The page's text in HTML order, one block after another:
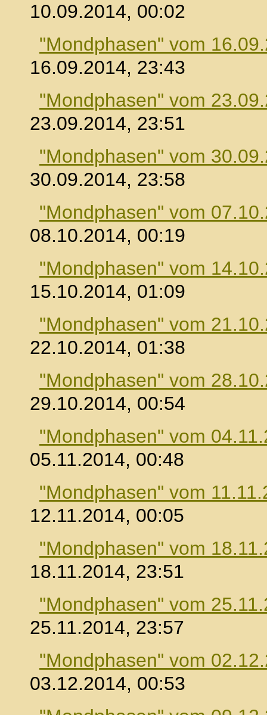
10.09.2014, 00:02
"Mondphasen" vom
16.09.2014, 23:43
"Mondphasen" vom
23.09.2014, 23:51
"Mondphasen" vom
30.09.2014, 23:58
"Mondphasen" vom
08.10.2014, 00:19
"Mondphasen" vom
15.10.2014, 01:09
"Mondphasen" vom
22.10.2014, 01:38
"Mondphasen" vom
29.10.2014, 00:54
"Mondphasen" vom
05.11.2014, 00:48
"Mondphasen" vom
12.11.2014, 00:05
"Mondphasen" vom
18.11.2014, 23:51
"Mondphasen" vom
25.11.2014, 23:57
"Mondphasen" vom
03.12.2014, 00:53